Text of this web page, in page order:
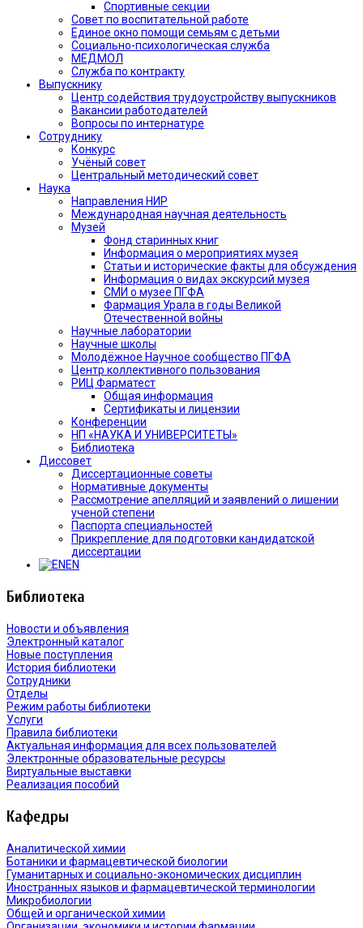
Спортивные секции
Совет по воспитательной работе
Единое окно помощи семьям с детьми
Социально-психологическая служба
МЕДМОЛ
Служба по контракту
Выпускнику
Центр содействия трудоустройству выпускников
Вакансии работодателей
Вопросы по интернатуре
Сотруднику
Конкурс
Учёный совет
Центральный методический совет
Наука
Направления НИР
Международная научная деятельность
Музей
Фонд старинных книг
Информация о мероприятиях музея
Статьи и исторические факты для обсуждения
Информация о видах экскурсий музея
СМИ о музее ПГФА
Фармация Урала в годы Великой
Отечественной войны
Научные лаборатории
Научные школы
Молодёжное Научное сообщество ПГФА
Центр коллективного пользования
РИЦ Фарматест
Общая информация
Сертификаты и лицензии
Конференции
НП «НАУКА И УНИВЕРСИТЕТЫ»
Библиотека
Диссовет
Диссертационные советы
Нормативные документы
Рассмотрение апелляций и заявлений о лишении
ученой степени
Паспорта специальностей
Прикрепление для подготовки кандидатской
диссертации
EN
Библиотека
Новости и объявления
Электронный каталог
Новые поступления
История библиотеки
Сотрудники
Отделы
Режим работы библиотеки
Услуги
Правила библиотеки
Актуальная информация для всех пользователей
Электронные образовательные ресурсы
Виртуальные выставки
Реализация пособий
Кафедры
Аналитической химии
Ботаники и фармацевтической биологии
Гуманитарных и социально-экономических дисциплин
Иностранных языков и фармацевтической терминологии
Микробиологии
Общей и органической химии